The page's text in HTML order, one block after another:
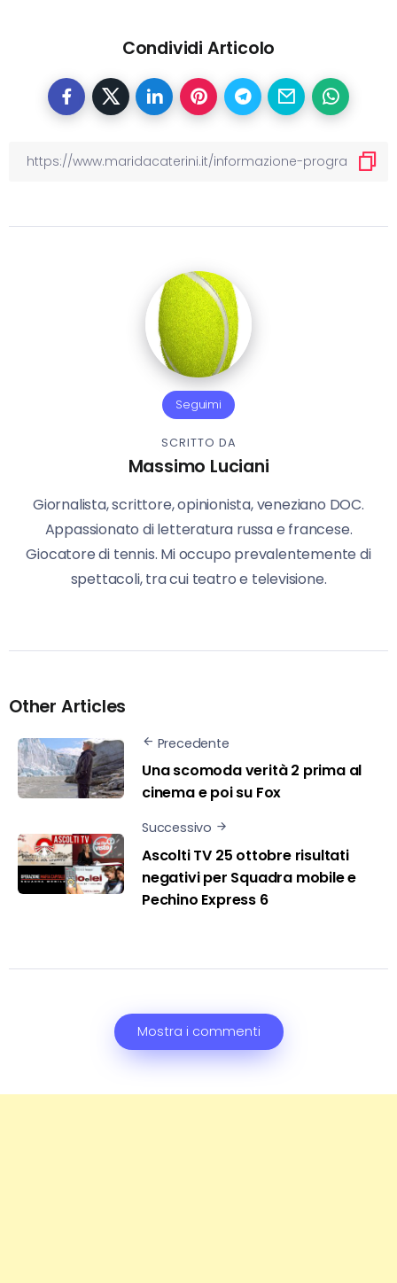
Condividi Articolo
Seguimi
SCRITTO DA
Massimo Luciani
Giornalista, scrittore, opinionista, veneziano DOC.
Appassionato di letteratura russa e francese.
Giocatore di tennis. Mi occupo prevalentemente di
spettacoli, tra cui teatro e televisione.
Other Articles
Precedente
Una scomoda verità 2 prima al
cinema e poi su Fox
Successivo
Ascolti TV 25 ottobre risultati
negativi per Squadra mobile e
Pechino Express 6
Mostra i commenti